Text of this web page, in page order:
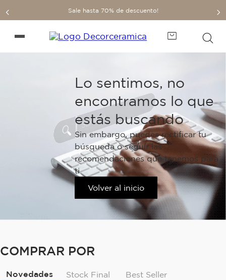
Sale hasta 70% de descuento!
Lo sentimos, no
encontramos lo que
estás buscando
Sin embargo, puedes rectificar tu
búsqueda o seguir las
recomendaciones que tenemos para
ti.
Volver al inicio
COMPRAR POR
Novedades Stock Final Best Seller